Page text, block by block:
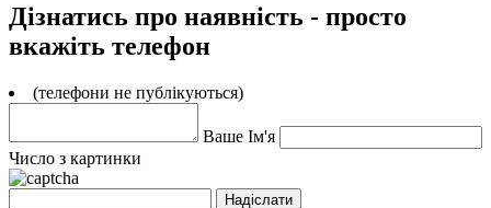
Дізнатись про наявність - просто
вкажіть телефон
(телефони не публікуються)
Ваше Ім'я
Число з картинки